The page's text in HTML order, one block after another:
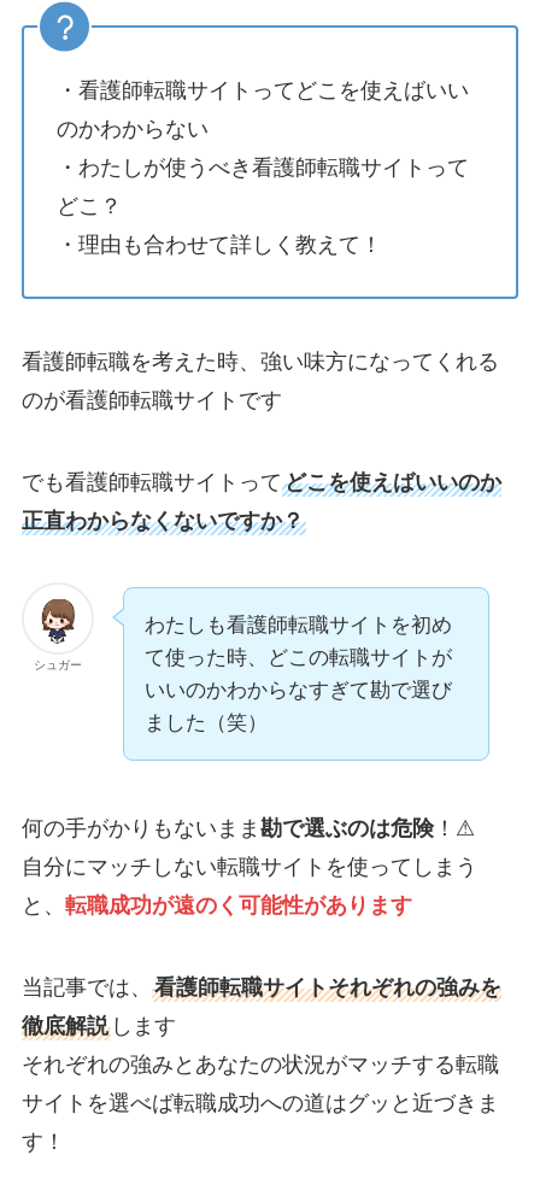
・看護師転職サイトってどこを使えばいい
のかわからない
・わたしが使うべき看護師転職サイトって
どこ？
・理由も合わせて詳しく教えて！
看護師転職を考えた時、強い味方になってくれる
のが看護師転職サイトです
でも看護師転職サイトってどこを使えばいいのか
正直わからなくないですか？
シュガー
わたしも看護師転職サイトを初め
て使った時、どこの転職サイトが
いいのかわからなすぎて勘で選び
ました（笑）
何の手がかりもないまま 勘で選ぶのは危険！⚠
自分にマッチしない転職サイトを使ってしまう
と、 転職成功が遠のく可能性があります
当記事では、 看護師転職サイトそれぞれの強みを
徹底解説します
それぞれの強みとあなたの状況がマッチする転職
サイトを選べば転職成功への道はグッと近づきま
す！